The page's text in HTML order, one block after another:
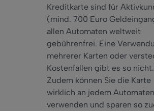
Kreditkarte sind für
(mind. 700 Euro
allen Automaten weltweit
gebührenfrei. Eine
mehrerer Karten oder
Kostenfallen gibt es so nicht.
Zudem können Sie die Karte
wirklich an jedem Automaten
verwenden und sparen so